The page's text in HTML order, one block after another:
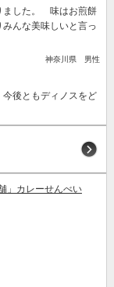
ました。 味はお煎餅
んな美味しいと言っ
神奈川県 男性
今後ともディノスをど
」カレーせんべい